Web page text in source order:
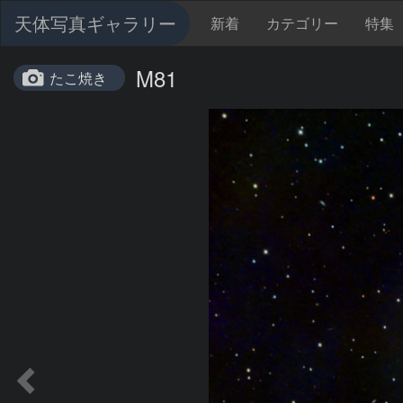
天体写真ギャラリー 新着 カテゴリー 特集
たこ焼き M81